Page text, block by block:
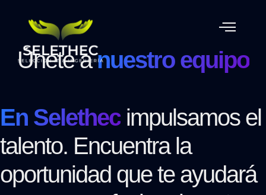
Únete anuestro equipo
En Selethec impulsamos el
talento. Encuentra la
oportunidad que te ayudará